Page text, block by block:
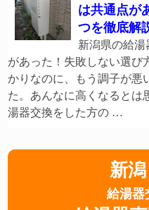
は共通点が
つを徹底解
新潟県の給
があった！失敗しない選び
かりなのに、もう調子が
た。あんなに高くなると
湯器交換をした方の …
新
給湯器